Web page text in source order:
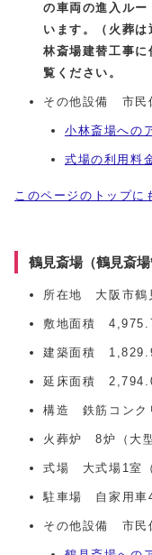
の車両の進入ルー
います。
（火葬
林斎場建替工事に
覧ください。
その他設備 市民
小林斎場への
式場の利用料
このページのトップに
鶴見斎場（鶴見斎場
所在地 大阪市鶴
敷地面積
建築面積
延床面積
構造 鉄筋コ
火葬炉 8炉（大型
式場 大式場1室（
駐車場 自家用
その他設備 市民